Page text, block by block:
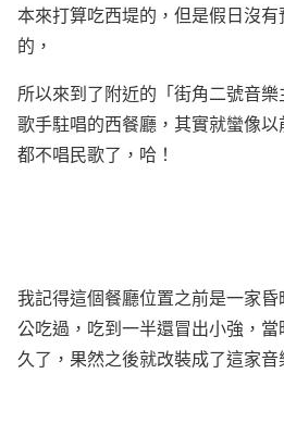
本來打算吃西堤的，但是假日沒
的，
所以來到了附近的「街角二號音
歌手駐唱的西餐廳，其實就蠻像
都不唱民歌了，哈！
我記得這個餐廳位置之前是一家
公吃過，吃到一半還冒出小強，
久了，果然之後就改裝成了這家音